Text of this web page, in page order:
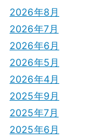
ゲ
ー
シ
ョ
ン
2026年8月
2026年7月
2026年6月
2026年5月
2026年4月
2025年9月
2025年7月
2025年6月